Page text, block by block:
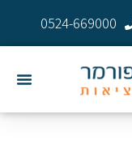
0524-669000